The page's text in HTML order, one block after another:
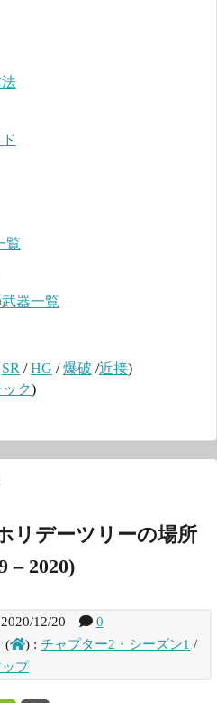
覧
器一覧
SR /HG /爆破 /近接)
ク)
リデーツリーの場所
– 2020)
2020/12/20
0
( ) :チャプター2・シーズン1 /
ップ